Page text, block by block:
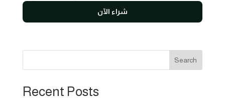
is:
شراء الآن
Search
Recent Posts